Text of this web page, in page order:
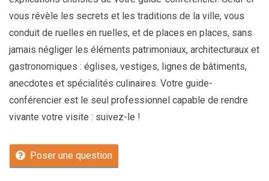
vous révèle les secrets et les traditions de la ville, vous
conduit de ruelles en ruelles, et de places en places, sans
jamais négliger les éléments patrimoniaux, architecturaux et
gastronomiques : églises, vestiges, lignes de bâtiments,
anecdotes et spécialités culinaires. Votre guide-
conférencier est le seul professionnel capable de rendre
vivante votre visite : suivez-le !
Poser une question